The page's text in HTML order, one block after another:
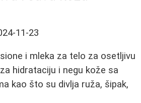
11-23
i mleka za telo za osetljivu
hidrataciju i negu kože sa
kao što su divlja ruža, šipak,